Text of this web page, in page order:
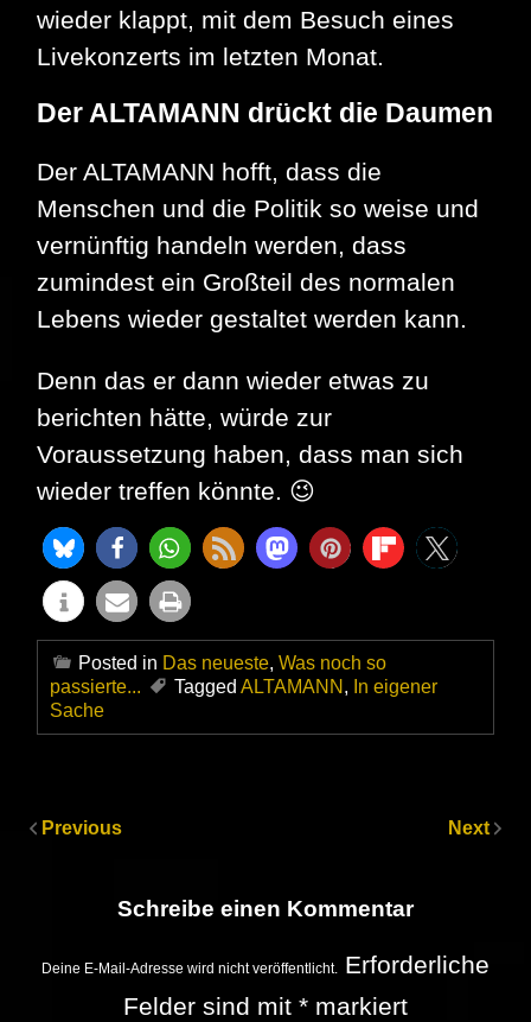
wieder klappt, mit dem Besuch eines
Livekonzerts im letzten Monat.
Der ALTAMANN drückt die Daumen
Der ALTAMANN hofft, dass die
Menschen und die Politik so weise und
vernünftig handeln werden, dass
zumindest ein Großteil des normalen
Lebens wieder gestaltet werden kann.
Denn das er dann wieder etwas zu
berichten hätte, würde zur
Voraussetzung haben, dass man sich
wieder treffen könnte. 😉
Posted in Das neueste, Was noch so
passierte...
Tagged ALTAMANN , In eigener
Sache
Previous Next
Schreibe einen Kommentar
Deine E-Mail-Adresse wird nicht veröffentlicht. Erforderliche
Felder sind mit * markiert